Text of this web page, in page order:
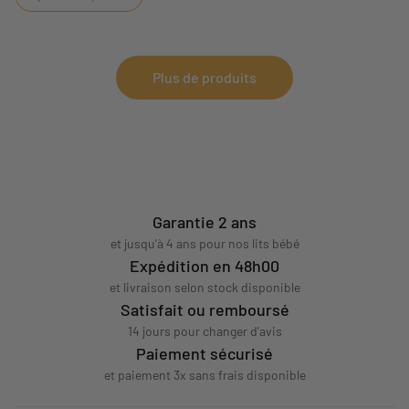
Plus de produits
Garantie 2 ans
et jusqu'à 4 ans pour nos lits bébé
Expédition en 48h00
et livraison selon stock disponible
Satisfait ou remboursé
14 jours pour changer d'avis
Paiement sécurisé
et paiement 3x sans frais disponible